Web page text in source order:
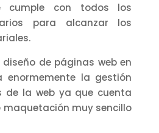
cumple con todos los
para alcanzar los
de páginas web en
enormemente la gestión
de la web ya que cuenta
maquetación muy sencillo